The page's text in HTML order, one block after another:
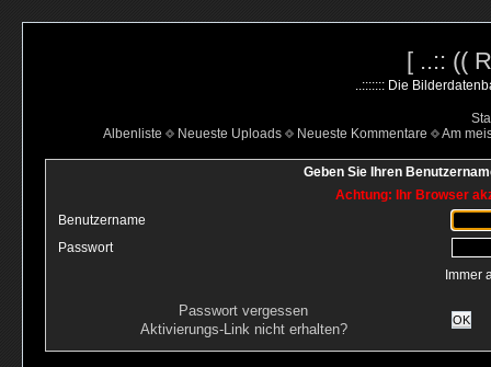
[ ..:: ((
..::::::: Die
Albenliste
Neueste Uploads Neueste Kommentare Am
Geben Sie Ihren
Achtung: Ihr Browser
Benutzername
Passwort
Immer
Passwort vergessen
Aktivierungs-Link nicht erhalten?
OK